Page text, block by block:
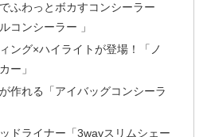
ふわっとボカすコンシーラー
コンシーラー 」
ング×ハイライトが登場！「ノ
ー」
作れる「アイバッグコンシーラ
ドライナー「3wayスリムシェー